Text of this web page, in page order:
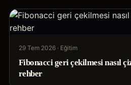
29 Tem 2026 · Eğitim
Fibonacci geri çekilmesi nasıl
rehber